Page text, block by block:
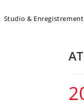
Studio & Enregistrement